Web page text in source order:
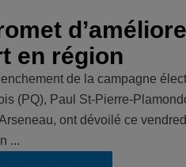
en région
de la campagne
(PQ), Paul St-Pierre-
ont dévoilé ce
...